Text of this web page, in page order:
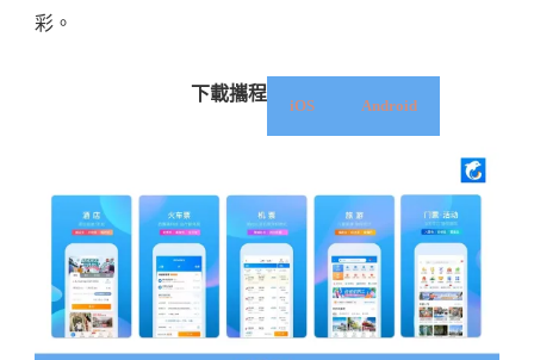
彩。
下載攜程
iOS Android